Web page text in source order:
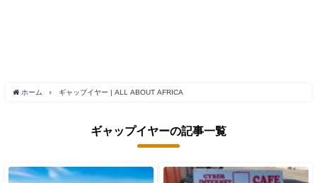
ホーム ギャップイヤー | ALL ABOUT AFRICA
ギャップイヤーの記事一覧